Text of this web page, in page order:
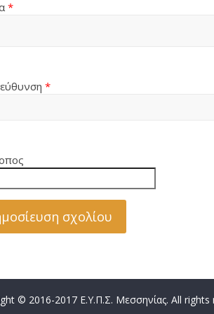
*
*
© 2016-2017 Ε.Υ.Π.Σ. Μεσσηνίας. All rights